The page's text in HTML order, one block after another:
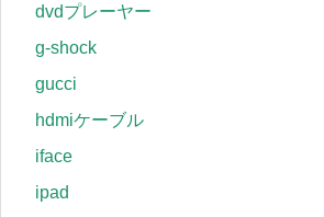
dvdプレーヤー
g-shock
gucci
hdmiケーブル
iface
ipad